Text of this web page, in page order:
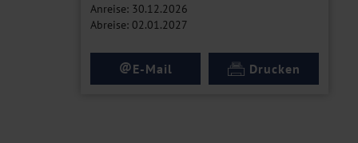
Anreise: 30.12.2026
Abreise: 02.01.2027
@E-Mail Drucken